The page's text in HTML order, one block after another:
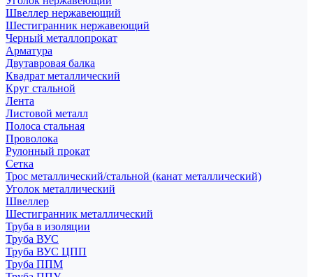
Швеллер нержавеющий
Шестигранник нержавеющий
Черный металлопрокат
Арматура
Двутавровая балка
Квадрат металлический
Круг стальной
Лента
Листовой металл
Полоса стальная
Проволока
Рулонный прокат
Сетка
Трос металлический/стальной (канат металлический)
Уголок металлический
Швеллер
Шестигранник металлический
Труба в изоляции
Труба ВУС
Труба ВУС ЦПП
Труба ППМ